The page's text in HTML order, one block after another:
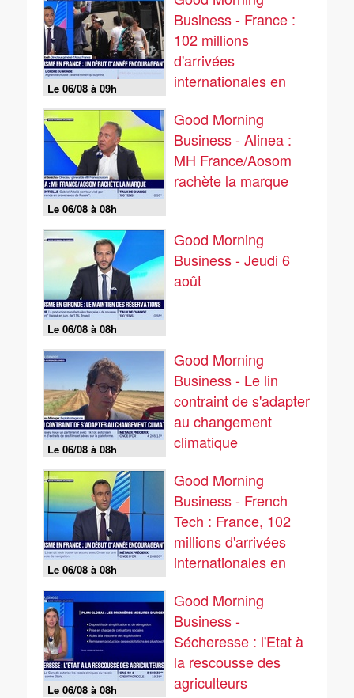
Le 06/08 à 09h
Business - France :
102 millions
d'arrivées
internationales en
Le 06/08 à 08h
Good Morning
Business - Alinea :
MH France/Aosom
rachète la marque
Le 06/08 à 08h
Good Morning
Business - Jeudi 6
août
Le 06/08 à 08h
Good Morning
Business - Le lin
contraint de s'adapter
au changement
climatique
Le 06/08 à 08h
Good Morning
Business - French
Tech : France, 102
millions d'arrivées
internationales en
Le 06/08 à 08h
Good Morning
Business -
Sécheresse : l'Etat à
la rescousse des
agriculteurs